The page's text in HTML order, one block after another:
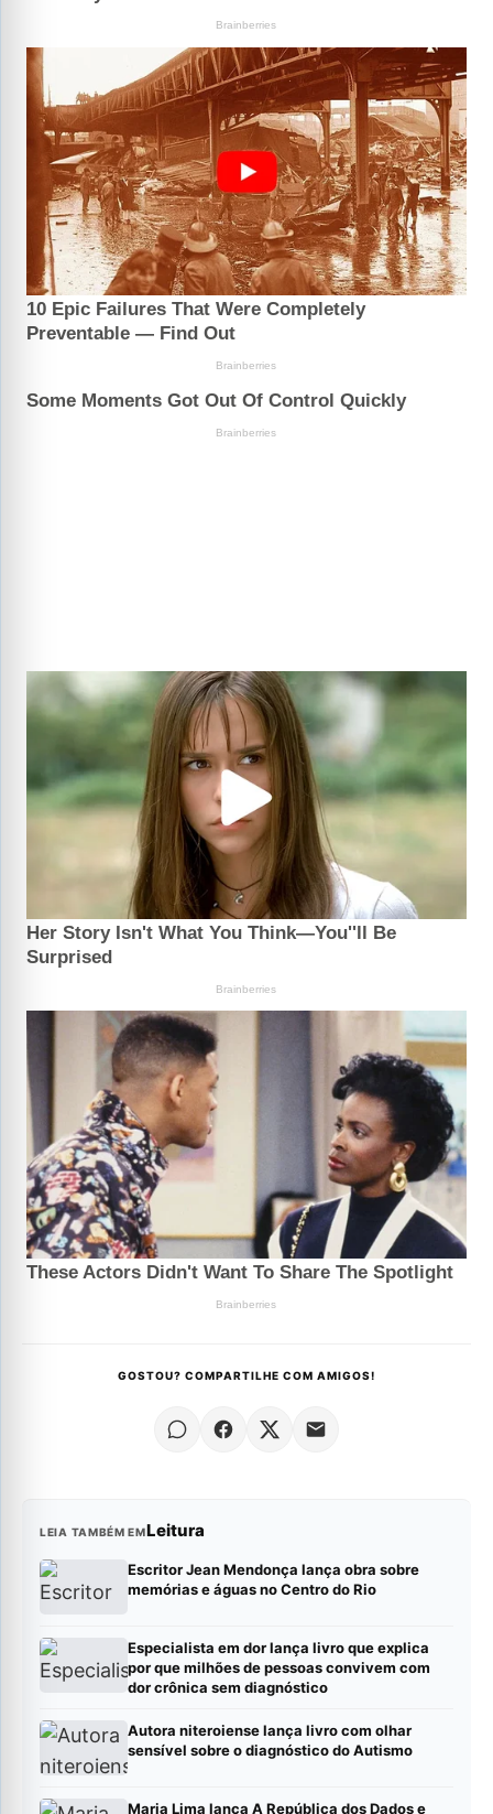
GOSTOU? COMPARTILHE COM AMIGOS!
LEIA TAMBÉM EMLeitura
Escritor Jean Mendonça lança obra sobre
memórias e águas no Centro do Rio
Especialista em dor lança livro que explica
por que milhões de pessoas convivem com
dor crônica sem diagnóstico
Autora niteroiense lança livro com olhar
sensível sobre o diagnóstico do Autismo
Maria Lima lança A República dos Dados e